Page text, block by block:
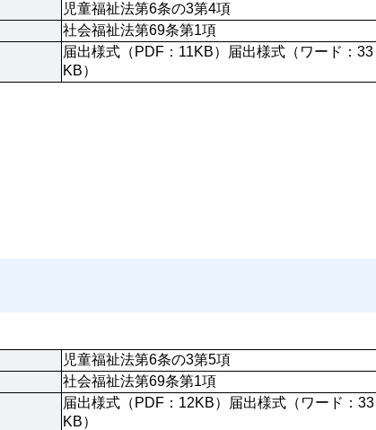
児童福祉法第6条の3第4項
社会福祉法第69条第1項
届出様式（PDF：11KB）届出様式（ワード：33
KB）
児童福祉法第6条の3第5項
社会福祉法第69条第1項
届出様式（PDF：12KB）届出様式（ワード：33
KB）